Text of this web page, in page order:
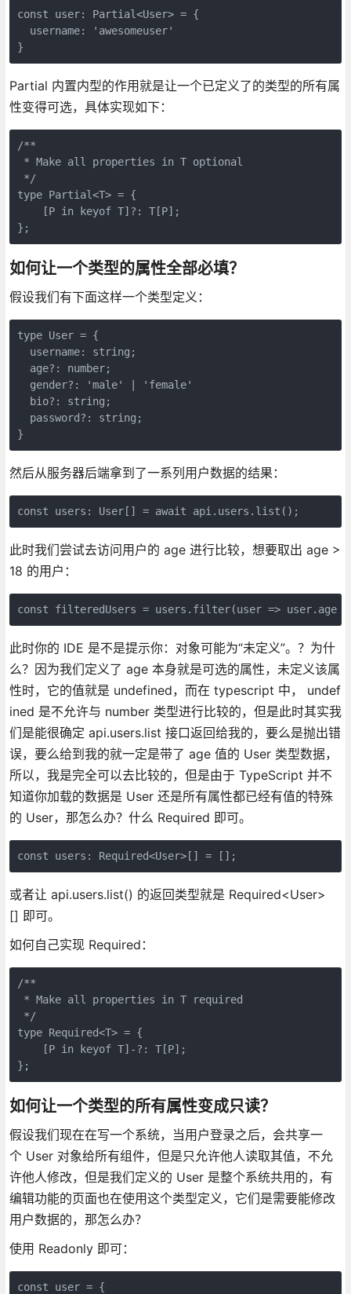
const user: Partial<User> = {
  username: 'awesomeuser'
}
Partial 内置内型的作用就是让一个已定义了的类型的所有属
性变得可选，具体实现如下：
/**
* Make all properties in T optional
*/
type Partial<T> = {
    [P in keyof T]?: T[P];
};
如何让一个类型的属性全部必填？
假设我们有下面这样一个类型定义：
type User = {
  username: string;
  age?: number;
  gender?: 'male' | 'female'
  bio?: string;
  password?: string;
}
然后从服务器后端拿到了一系列用户数据的结果：
const users: User[] = await api.users.list();
此时我们尝试去访问用户的 age 进行比较，想要取出 age >
18 的用户：
const filteredUsers = users.filter(user => user.age
此时你的 IDE 是不是提示你：对象可能为“未定义”。？为什
么？因为我们定义了 age 本身就是可选的属性，未定义该属
性时，它的值就是 undefined，而在 typescript 中， undef
ined 是不允许与 number 类型进行比较的，但是此时其实我
们是能很确定 api.users.list 接口返回给我的，要么是抛出错
误，要么给到我的就一定是带了 age 值的 User 类型数据，
所以，我是完全可以去比较的，但是由于 TypeScript 并不
知道你加载的数据是 User 还是所有属性都已经有值的特殊
的 User，那怎么办？什么 Required 即可。
const users: Required<User>[] = [];
或者让 api.users.list() 的返回类型就是 Required<User>
[] 即可。
如何自己实现 Required：
/**
* Make all properties in T required
*/
type Required<T> = {
    [P in keyof T]-?: T[P];
};
如何让一个类型的所有属性变成只读？
假设我们现在在写一个系统，当用户登录之后，会共享一
个 User 对象给所有组件，但是只允许他人读取其值，不允
许他人修改，但是我们定义的 User 是整个系统共用的，有
编辑功能的页面也在使用这个类型定义，它们是需要能修改
用户数据的，那怎么办？
使用 Readonly 即可：
const user = {